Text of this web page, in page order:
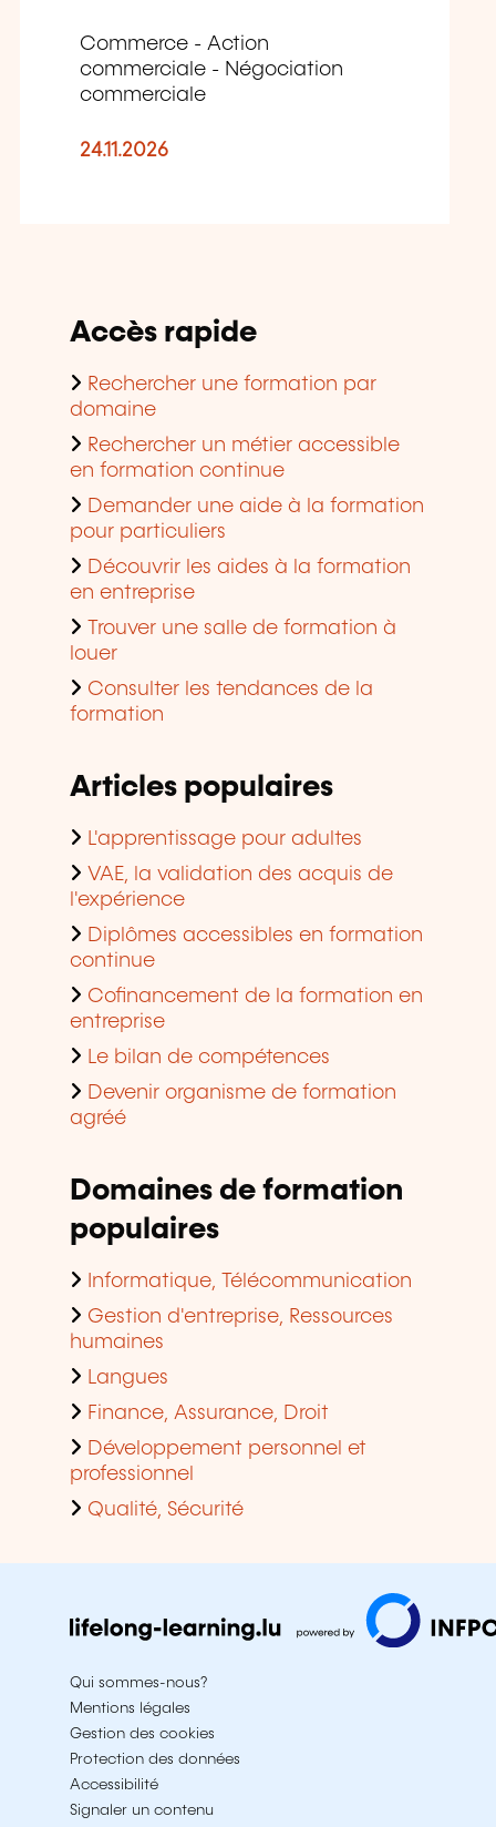
Commerce - Action
commerciale - Négociation
commerciale
24.11.2026
Accès rapide
Rechercher une formation par
domaine
Rechercher un métier accessible
en formation continue
Demander une aide à la formation
pour particuliers
Découvrir les aides à la formation
en entreprise
Trouver une salle de formation à
louer
Consulter les tendances de la
formation
Articles populaires
L'apprentissage pour adultes
VAE, la validation des acquis de
l'expérience
Diplômes accessibles en formation
continue
Cofinancement de la formation en
entreprise
Le bilan de compétences
Devenir organisme de formation
agréé
Domaines de formation
populaires
Informatique, Télécommunication
Gestion d'entreprise, Ressources
humaines
Langues
Finance, Assurance, Droit
Développement personnel et
professionnel
Qualité, Sécurité
Qui sommes-nous?
Mentions légales
Gestion des cookies
Protection des données
Accessibilité
Signaler un contenu